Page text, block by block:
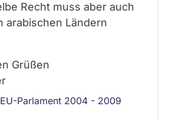
Recht muss aber auch
arabischen Ländern
Grüßen
EU-Parlament 2004 - 2009